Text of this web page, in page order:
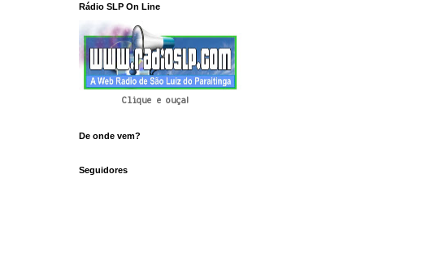
Rádio SLP On Line
Clique e ouça!
De onde vem?
Seguidores